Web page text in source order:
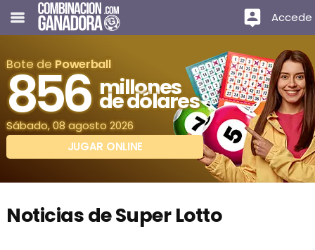
Accede
Bote de Powerball
856 millones
de dólares
Sábado, 08 agosto 2026
JUGAR ONLINE
Noticias de Super Lotto